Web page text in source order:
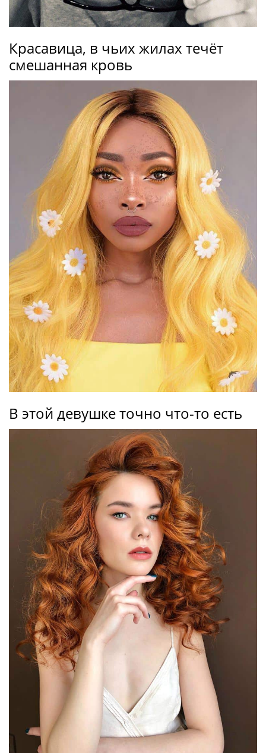
Красавица, в чьих жилах течёт
смешанная кровь
В этой девушке точно что-то есть